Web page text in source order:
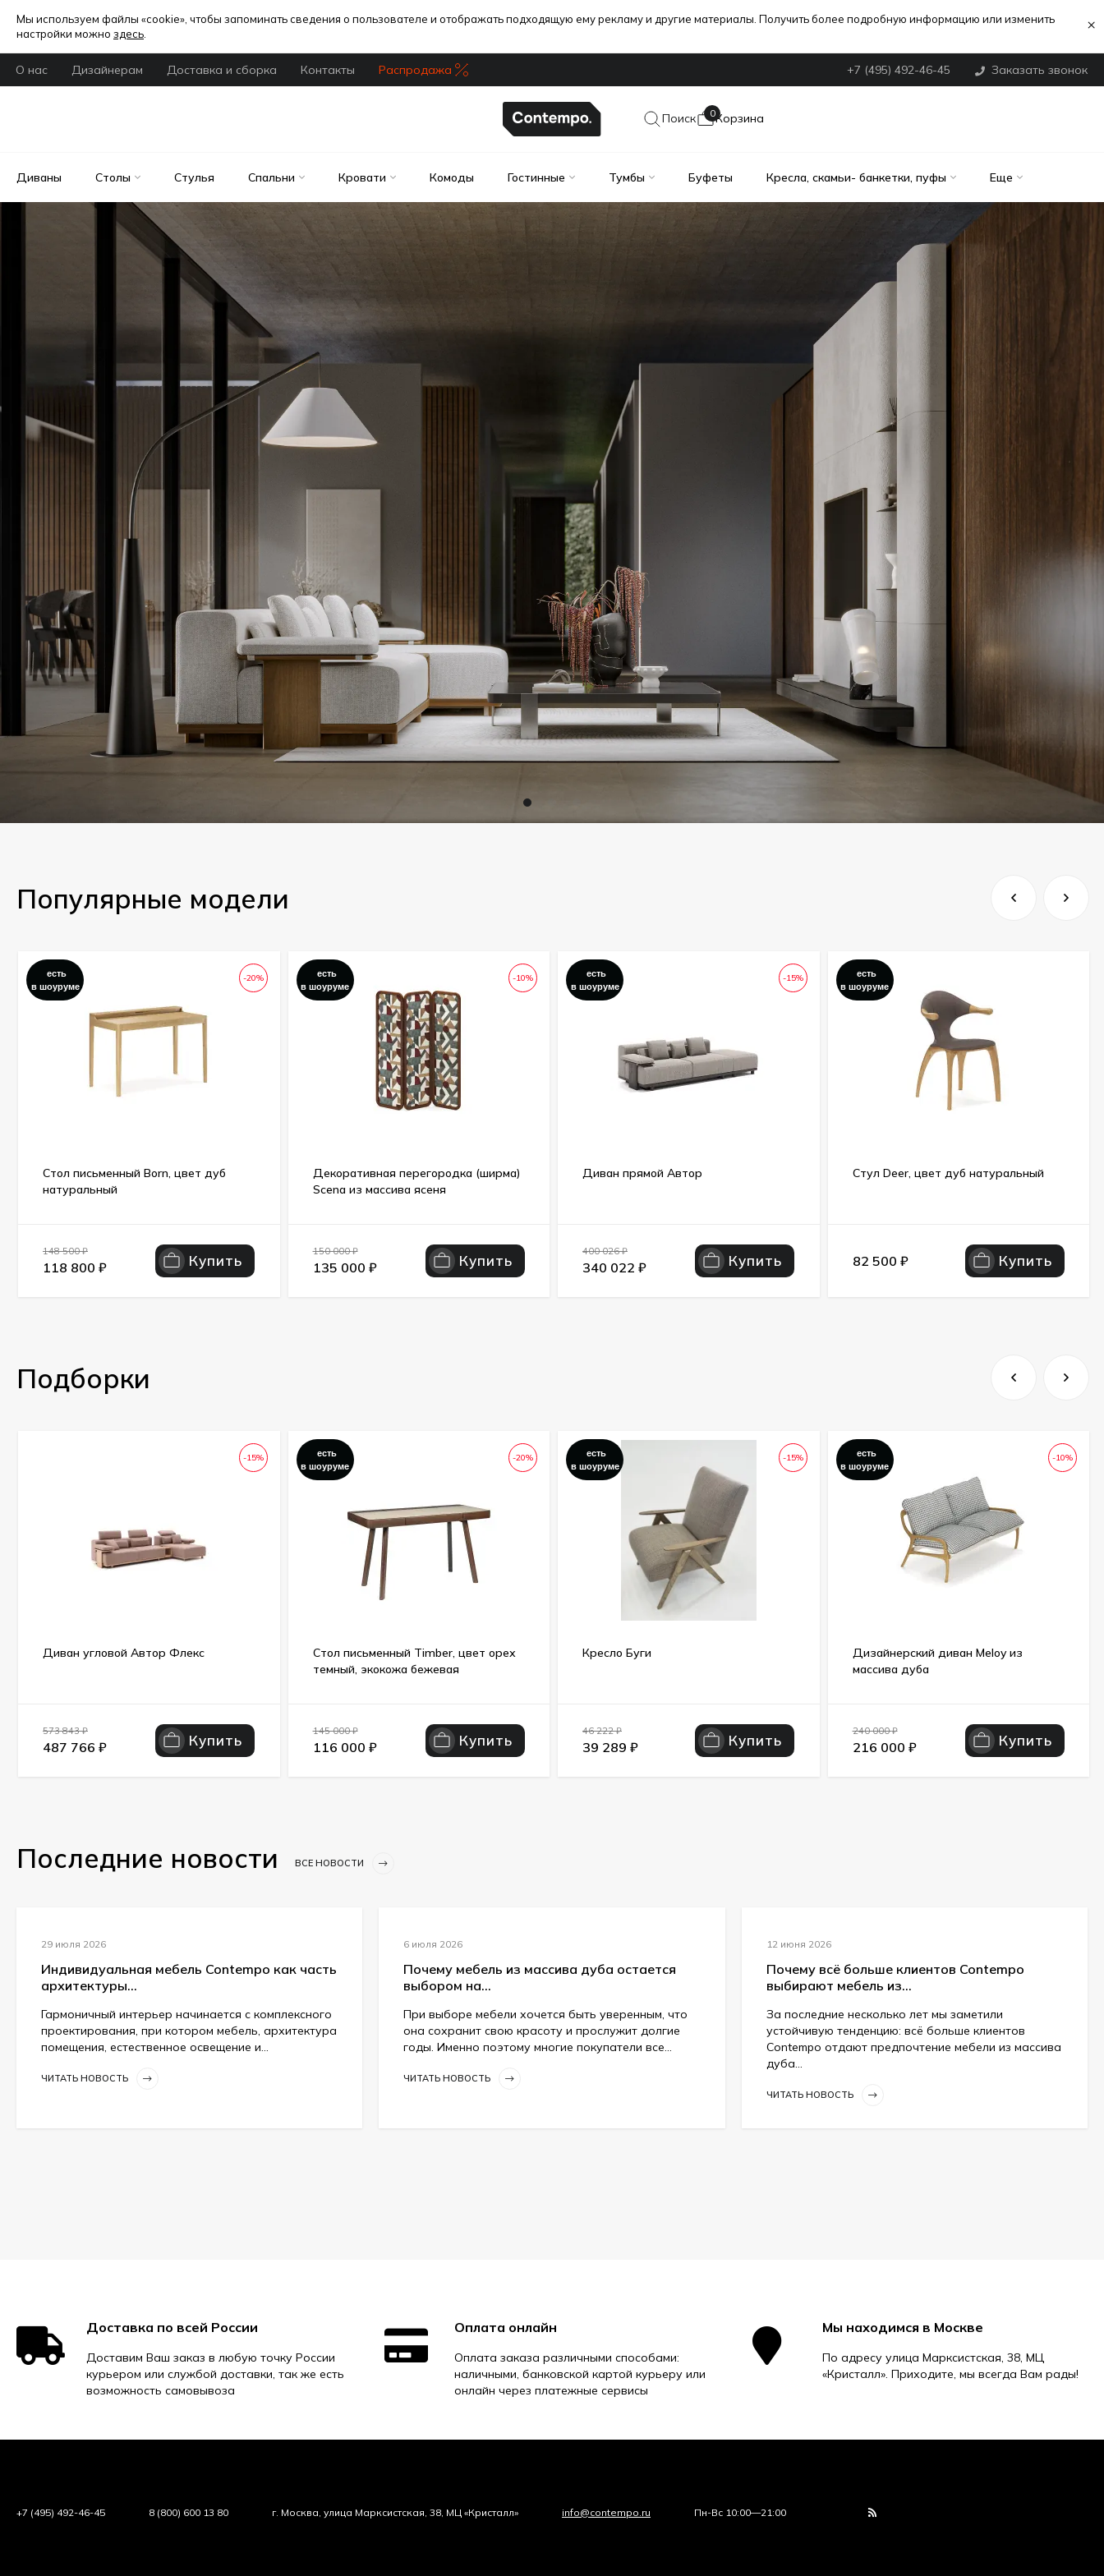
Мы используем файлы «cookie», чтобы запоминать сведения о пользователе и отображать подходящую ему рекламу и другие материалы. Получить более подробную информацию или изменить
настройки можно здесь ×
+7 (495) 492-46-45 Заказать звонок
О нас Дизайнерам Доставка и сборка Контакты Распродажа
Поиск Корзина
0
Диваны Столы Стулья Спальни Кровати Комоды Гостинные Тумбы Буфеты Кресла, скамьи- банкетки, пуфы Еще
Популярные модели
-20%
есть
в шоуруме
Стол письменный Born, цвет дуб
натуральный
148 500₽
118 800 ₽ Купить
-10%
есть
в шоуруме
Декоративная перегородка (ширма)
Scena из массива ясеня
150 000₽
135 000 ₽ Купить
-15%
есть
в шоуруме
Диван прямой Автор
400 026₽
340 022 ₽ Купить
есть
в шоуруме
Стул Deer, цвет дуб натуральный
82 500 ₽ Купить
Подборки
-15%
Диван угловой Автор Флекс
573 843₽
487 766 ₽ Купить
-20%
есть
в шоуруме
Стол письменный Timber, цвет орех
темный, экокожа бежевая
145 000₽
116 000 ₽ Купить
-15%
есть
в шоуруме
Кресло Буги
46 222₽
39 289 ₽ Купить
-10%
есть
в шоуруме
Дизайнерский диван Meloy из
массива дуба
240 000₽
216 000 ₽ Купить
Последние новости ВСЕ НОВОСТИ
29 июля 2026
Индивидуальная мебель Contempo как часть
архитектуры...
Гармоничный интерьер начинается с комплексного
проектирования, при котором мебель, архитектура
помещения, естественное освещение и...
ЧИТАТЬ НОВОСТЬ
6 июля 2026
Почему мебель из массива дуба остается
выбором на...
При выборе мебели хочется быть уверенным, что
она сохранит свою красоту и прослужит долгие
годы. Именно поэтому многие покупатели все...
ЧИТАТЬ НОВОСТЬ
12 июня 2026
Почему всё больше клиентов Contempo
выбирают мебель из...
За последние несколько лет мы заметили
устойчивую тенденцию: всё больше клиентов
Contempo отдают предпочтение мебели из массива
дуба...
ЧИТАТЬ НОВОСТЬ
Доставка по всей России
Доставим Ваш заказ в любую точку России
курьером или службой доставки, так же есть
возможность самовывоза
Оплата онлайн
Оплата заказа различными способами:
наличными, банковской картой курьеру или
онлайн через платежные сервисы
Мы находимся в Москве
По адресу улица Марксистская, 38, МЦ
«Кристалл». Приходите, мы всегда Вам рады!
+7 (495) 492-46-45 8 (800) 600 13 80 г. Москва, улица Марксистская, 38, МЦ «Кристалл» info@contempo.ru Пн-Вс 10:00—21:00